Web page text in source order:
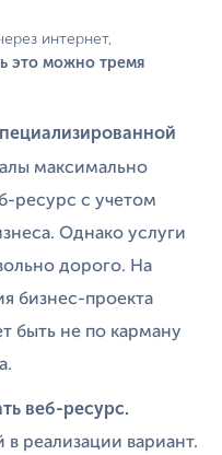
интернет,
это можно тремя
максимально
ресурс с учетом
Однако услуги
дорого. На
бизнес-проекта
быть не по карману
веб-ресурс.
реализации вариант.